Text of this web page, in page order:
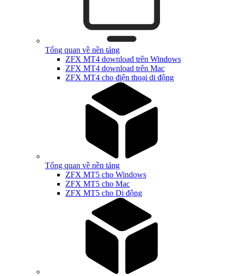
Tổng quan về nền tảng
ZFX MT4 download trên Windows
ZFX MT4 download trên Mac
ZFX MT4 cho điện thoại di động
Tổng quan về nền tảng
ZFX MT5 cho Windows
ZFX MT5 cho Mac
ZFX MT5 cho Di động